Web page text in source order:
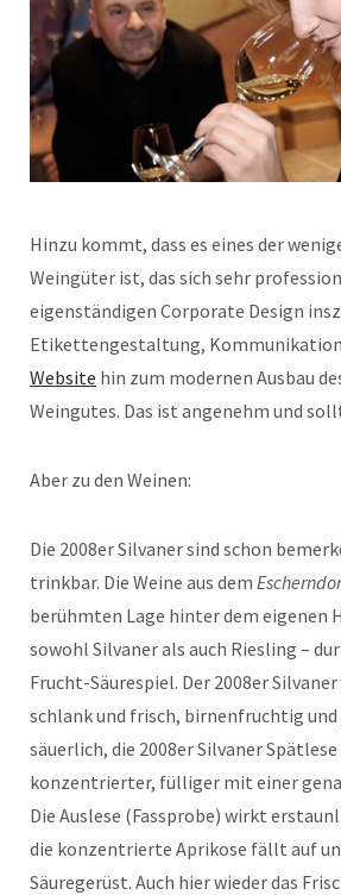
Hinzu kommt, dass es eines der
Weingüter ist, das sich sehr
eigenständigen Corporate Design
Etikettengestaltung,
Website hin zum modernen Ausbau
Weingutes. Das ist angenehm und
Aber zu den Weinen:
Die 2008er Silvaner sind schon
trinkbar. Die Weine aus dem
berühmten Lage hinter dem eigenen
sowohl Silvaner als auch Riesling –
Frucht-Säurespiel. Der 2008er
schlank und frisch, birnenfruchtig
säuerlich, die 2008er Silvaner
konzentrierter, fülliger mit einer
Die Auslese (Fassprobe) wirkt
die konzentrierte Aprikose fällt auf
Säuregerüst. Auch hier wieder das